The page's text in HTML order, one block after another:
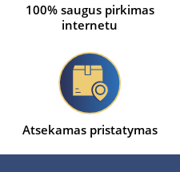
100% saugus pirkimas
internetu
Atsekamas pristatymas